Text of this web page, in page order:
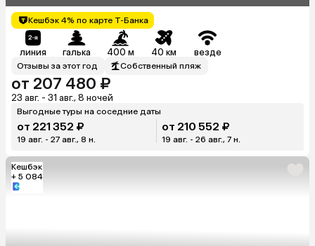
Кешбэк 4% по карте Т-Банка
линия галька 400 м 40 км везде
Отзывы за этот год Собственный пляж
от 207 480 ₽
23 авг. - 31 авг., 8 ночей
Выгодные туры на соседние даты
от 221 352 ₽
19 авг. - 27 авг., 8 н.
от 210 552 ₽
19 авг. - 26 авг., 7 н.
Кешбэк
+ 5 084